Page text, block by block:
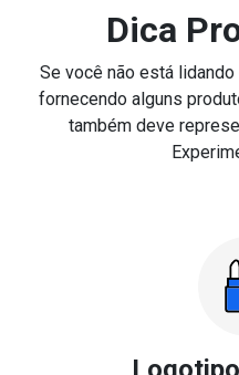
Dica
Se você não está
fornecendo alguns
também deve